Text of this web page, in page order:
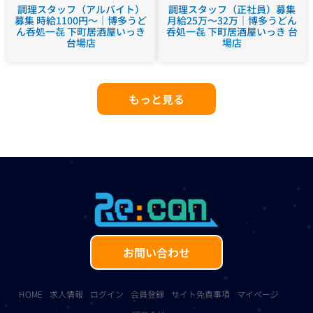
調理スタッフ（アルバイト）
募集 時給1100円～｜博多うど
ん呑処一㐂 下町居酒屋いっき
台場店
調理スタッフ（正社員）募集
月給25万～32万｜博多うどん
呑処一㐂 下町居酒屋いっき 台
場店
もっと見る
お問い合わせ
HOME 求人情報 ログイン 会員登録 サイト免責事項
マイページ